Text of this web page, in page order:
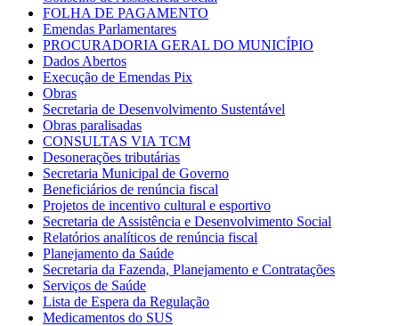
FOLHA DE PAGAMENTO
Emendas Parlamentares
PROCURADORIA GERAL DO MUNICÍPIO
Dados Abertos
Execução de Emendas Pix
Obras
Secretaria de Desenvolvimento Sustentável
Obras paralisadas
CONSULTAS VIA TCM
Desonerações tributárias
Secretaria Municipal de Governo
Beneficiários de renúncia fiscal
Projetos de incentivo cultural e esportivo
Secretaria de Assistência e Desenvolvimento Social
Relatórios analíticos de renúncia fiscal
Planejamento da Saúde
Secretaria da Fazenda, Planejamento e Contratações
Serviços de Saúde
Lista de Espera da Regulação
Medicamentos do SUS